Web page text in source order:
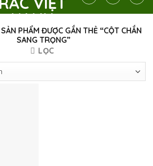
SẢN PHẨM ĐƯỢC GẮN THẺ “CỘT CHẮN
SANG TRỌNG”
LỌC